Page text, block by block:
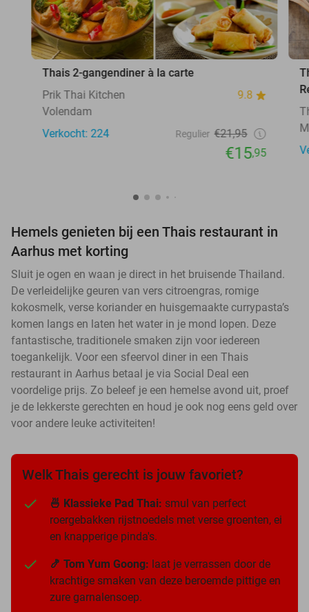
Thais 2-gangendiner à la carte
Prik Thai Kitchen
9.8
Volendam
Verkocht: 224
Regulier €21,95
€15,95
Hemels genieten bij een Thais restaurant in
Aarhus met korting
Sluit je ogen en waan je direct in het bruisende Thailand.
De verleidelijke geuren van vers citroengras, romige
kokosmelk, verse koriander en huisgemaakte currypasta’s
komen langs en laten het water in je mond lopen. Deze
fantastische, traditionele smaken zijn voor iedereen
toegankelijk. Voor een sfeervol diner in een Thais
restaurant in Aarhus betaal je via Social Deal een
voordelige prijs. Zo beleef je een hemelse avond uit, proef
je de lekkerste gerechten en houd je ook nog eens geld over
voor andere leuke activiteiten!
Welk Thais gerecht is jouw favoriet?
🍜 Klassieke Pad Thai: smul van perfect
roergebakken rijstnoedels met verse groenten, ei
en knapperige pinda's.
🍤 Tom Yum Goong: laat je verrassen door de
krachtige smaken van deze beroemde pittige en
zure garnalensoep.